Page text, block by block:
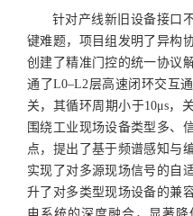
针对产线新旧设备接口
键难题，项目组发明了异构
创建了精准门控的统一协议
通了L0–L2层高速闭环交互
关，其循环周期小于10μs，
围绕工业现场设备类型多、
点，提出了基于频谱感知与
实现了对多源现场信号的自
升了对多类型现场设备的兼